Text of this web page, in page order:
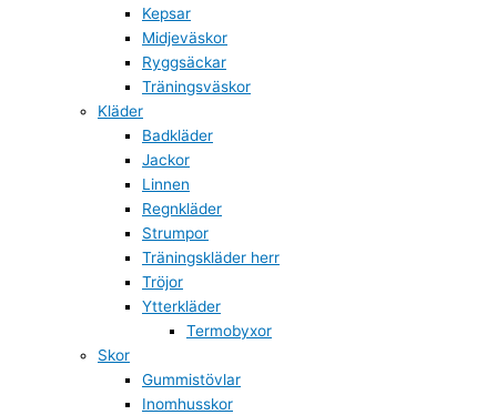
Kepsar
Midjeväskor
Ryggsäckar
Träningsväskor
Kläder
Badkläder
Jackor
Linnen
Regnkläder
Strumpor
Träningskläder herr
Tröjor
Ytterkläder
Termobyxor
Skor
Gummistövlar
Inomhusskor